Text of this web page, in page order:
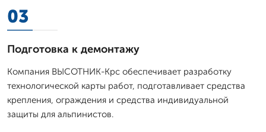
03
Подготовка к демонтажу
Компания ВЫСОТНИК-Крс обеспечивает разработку
технологической карты работ, подготавливает средства
крепления, ограждения и средства индивидуальной
защиты для альпинистов.